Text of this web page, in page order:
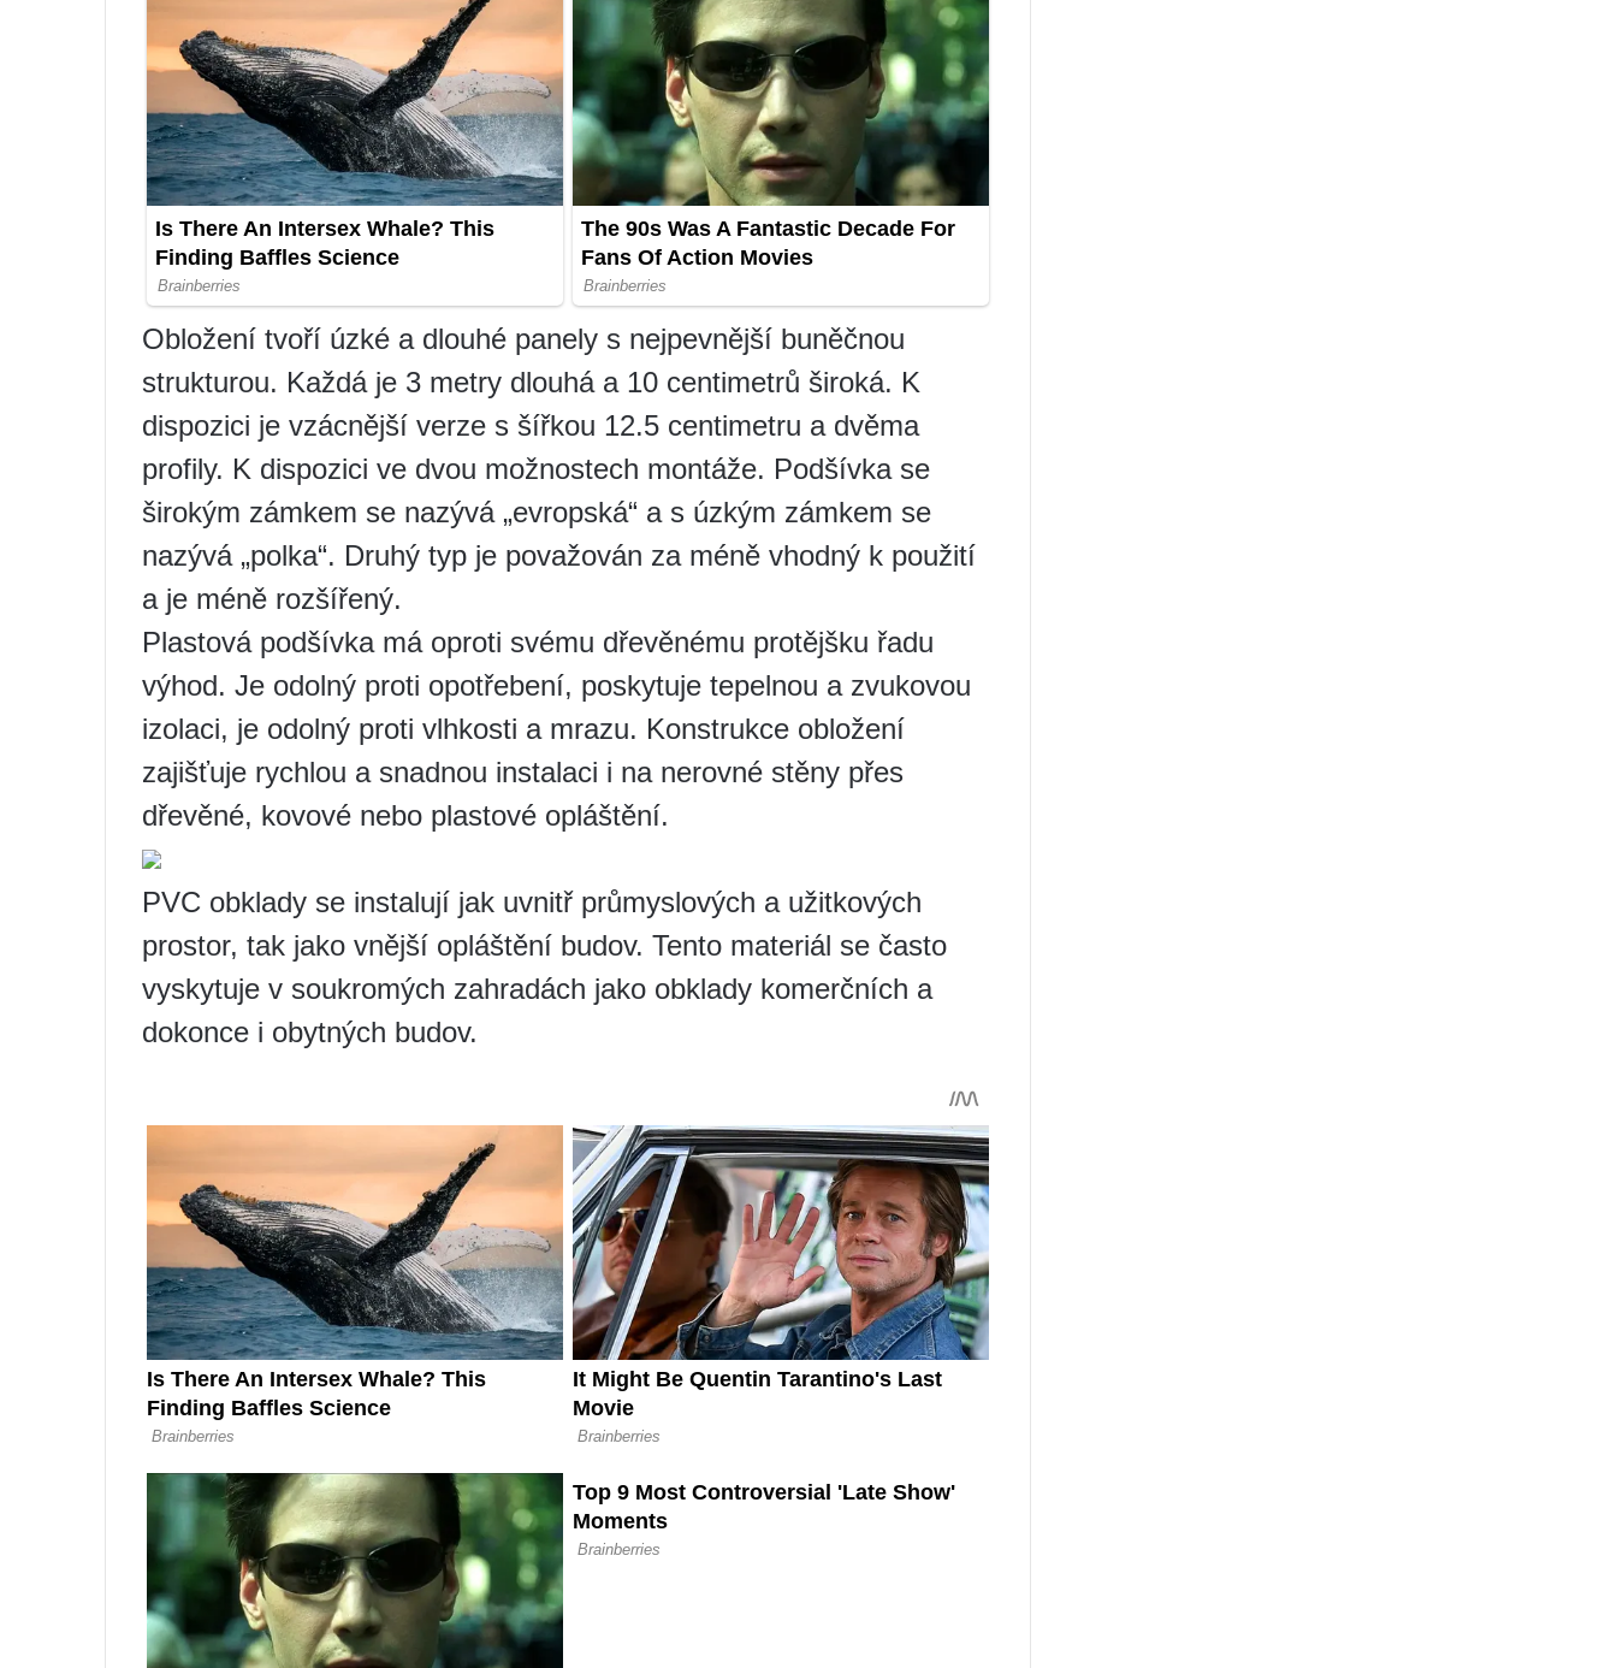
Obložení tvoří úzké a dlouhé panely s nejpevnější buněčnou
strukturou. Každá je 3 metry dlouhá a 10 centimetrů široká. K
dispozici je vzácnější verze s šířkou 12.5 centimetru a dvěma
profily. K dispozici ve dvou možnostech montáže. Podšívka se
širokým zámkem se nazývá „evropská“ a s úzkým zámkem se
nazývá „polka“. Druhý typ je považován za méně vhodný k použití
a je méně rozšířený.
Plastová podšívka má oproti svému dřevěnému protějšku řadu
výhod. Je odolný proti opotřebení, poskytuje tepelnou a zvukovou
izolaci, je odolný proti vlhkosti a mrazu. Konstrukce obložení
zajišťuje rychlou a snadnou instalaci i na nerovné stěny přes
dřevěné, kovové nebo plastové opláštění.
PVC obklady se instalují jak uvnitř průmyslových a užitkových
prostor, tak jako vnější opláštění budov. Tento materiál se často
vyskytuje v soukromých zahradách jako obklady komerčních a
dokonce i obytných budov.